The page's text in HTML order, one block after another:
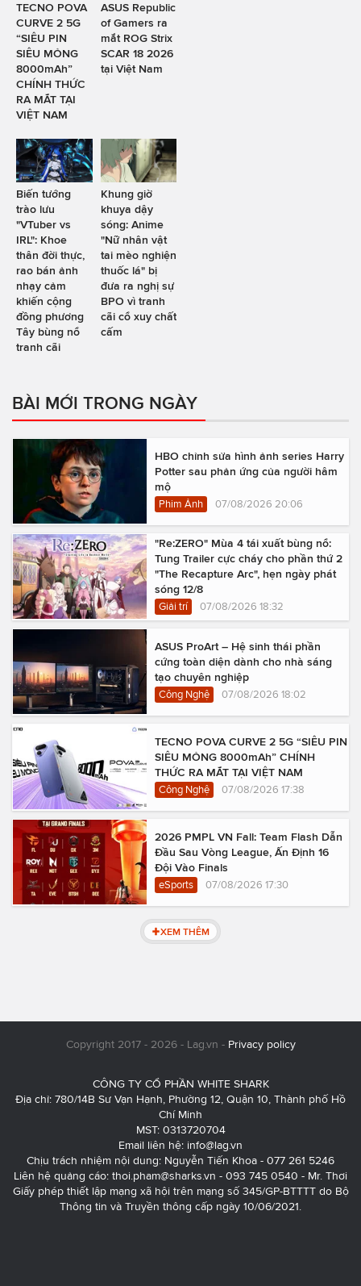
TECNO POVA
CURVE 2 5G
“SIÊU PIN
SIÊU MỎNG
8000mAh”
CHÍNH THỨC
RA MẮT TẠI
VIỆT NAM
ASUS Republic
of Gamers ra
mắt ROG Strix
SCAR 18 2026
tại Việt Nam
Biến tướng
trào lưu
"VTuber vs
IRL": Khoe
thân đời thực,
rao bán ảnh
nhạy cảm
khiến cộng
đồng phương
Tây bùng nổ
tranh cãi
Khung giờ
khuya dậy
sóng: Anime
"Nữ nhân vật
tai mèo nghiện
thuốc lá" bị
đưa ra nghị sự
BPO vì tranh
cãi cổ xuy chất
cấm
BÀI MỚI TRONG NGÀY
HBO chỉnh sửa hình ảnh series Harry
Potter sau phản ứng của người hâm
mộ
Phim Ảnh 07/08/2026 20:06
"Re:ZERO" Mùa 4 tái xuất bùng nổ:
Tung Trailer cực cháy cho phần thứ 2
"The Recapture Arc", hẹn ngày phát
sóng 12/8
Giải trí 07/08/2026 18:32
ASUS ProArt – Hệ sinh thái phần
cứng toàn diện dành cho nhà sáng
tạo chuyên nghiệp
Công Nghệ 07/08/2026 18:02
TECNO POVA CURVE 2 5G “SIÊU PIN
SIÊU MỎNG 8000mAh” CHÍNH
THỨC RA MẮT TẠI VIỆT NAM
Công Nghệ 07/08/2026 17:38
2026 PMPL VN Fall: Team Flash Dẫn
Đầu Sau Vòng League, Ấn Định 16
Đội Vào Finals
eSports 07/08/2026 17:30
XEM THÊM
Copyright 2017 - 2026 - Lag.vn - Privacy policy
CÔNG TY CỔ PHẦN WHITE SHARK
Địa chỉ: 780/14B Sư Vạn Hạnh, Phường 12, Quận 10, Thành phố Hồ
Chí Minh
MST: 0313720704
Email liên hệ: info@lag.vn
Chịu trách nhiệm nội dung: Nguyễn Tiến Khoa - 077 261 5246
Liên hệ quảng cáo: thoi.pham@sharks.vn - 093 745 0540 - Mr. Thơi
Giấy phép thiết lập mạng xã hội trên mạng số 345/GP-BTTTT do Bộ
Thông tin và Truyền thông cấp ngày 10/06/2021.